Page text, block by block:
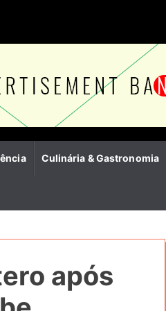
Culinária & Gastronomia
após